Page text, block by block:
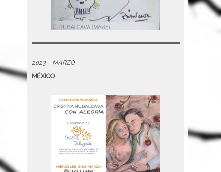
2023 – MARZO
MÉXICO